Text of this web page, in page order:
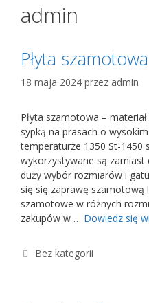
admin
Płyta szamotowa
18 maja 2024 przez admin
Płyta szamotowa –
sypką na prasach o
temperaturze 1350 St-1450
wykorzystywane są zamiast
duży wybór rozmiarów i
się się zaprawę szamotową
szamotowe w różnych
zakupów w … Dowiedz się
Kategorie
Bez kategorii